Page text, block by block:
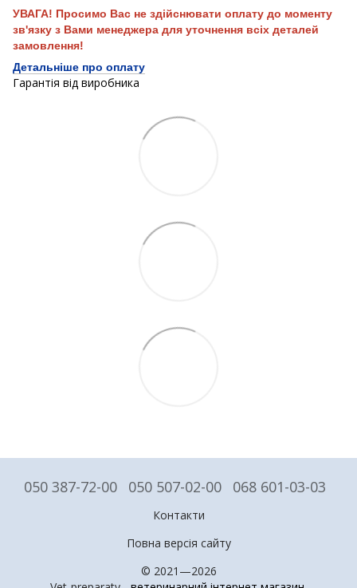
УВАГА! Просимо Вас не здійснювати оплату до моменту
зв'язку з Вами менеджера для уточнення всіх деталей
замовлення!
Детальніше про оплату
Гарантія від виробника
050 387-72-00 050 507-02-00 068 601-03-03
Контакти
Повна версія сайту
© 2021—2026